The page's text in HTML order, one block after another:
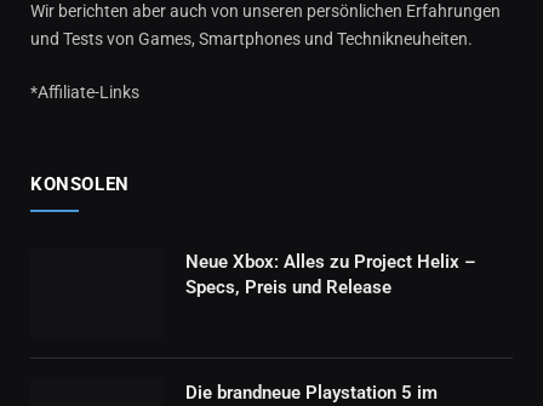
Wir berichten aber auch von unseren persönlichen Erfahrungen
und Tests von Games, Smartphones und Technikneuheiten.
*Affiliate-Links
KONSOLEN
Neue Xbox: Alles zu Project Helix –
Specs, Preis und Release
Die brandneue Playstation 5 im